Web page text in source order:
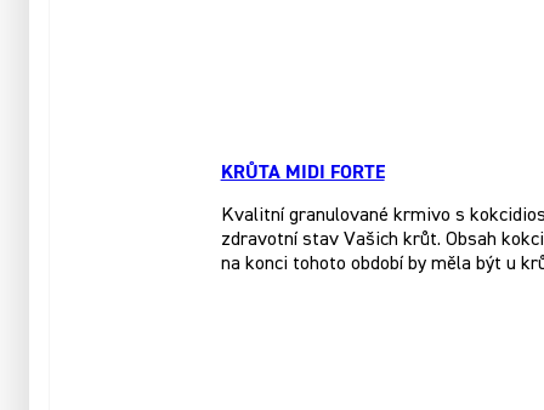
KRŮTA MIDI FORTE
Kvalitní granulované krmivo s
zdravotní stav Vašich krůt. Obsah
na konci tohoto období by měla být u